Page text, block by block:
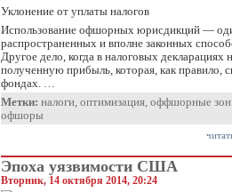
Уклонение от уплаты налогов
Использование офшорных юрисдикций —
распространенных и вполне законных
Другое дело, когда в налоговых
полученную прибыль, которая, как правило,
фондах. …
Метки: налоги, оптимизация, оффшорные
офшоры
Эпоха уязвимости США
Вторник, 14 октября 2014, 20:24